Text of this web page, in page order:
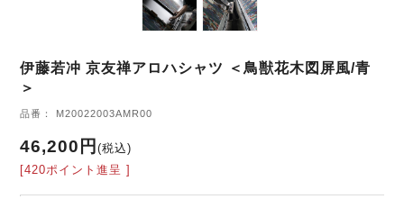
伊藤若冲 京友禅アロハシャツ ＜鳥獣花木図屏風/青
＞
品番： M20022003AMR00
46,200円(税込)
[420ポイント進呈 ]